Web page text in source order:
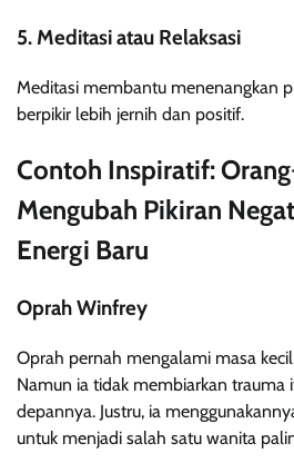
5. Meditasi atau Relaksasi
Meditasi membantu menenangkan
berpikir lebih jernih dan positif.
Contoh Inspiratif:
Mengubah Pikiran
Energi Baru
Oprah Winfrey
Oprah pernah mengalami masa
Namun ia tidak membiarkan trauma
depannya. Justru, ia
untuk menjadi salah satu wanita